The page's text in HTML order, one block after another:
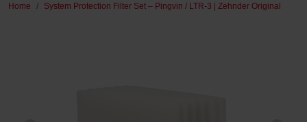
Home System Protection Filter Set – Pingvin / LTR-3 | Zehnder Original